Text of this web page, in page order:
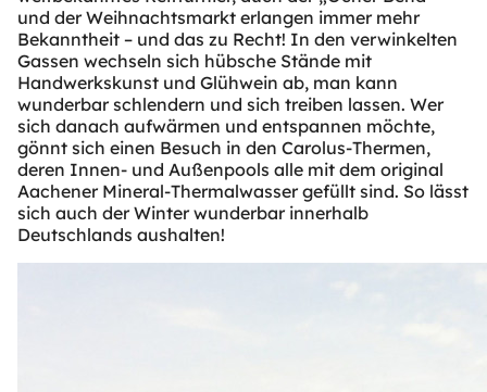
und der Weihnachtsmarkt erlangen immer mehr
Bekanntheit – und das zu Recht! In den verwinkelten
Gassen wechseln sich hübsche Stände mit
Handwerkskunst und Glühwein ab, man kann
wunderbar schlendern und sich treiben lassen. Wer
sich danach aufwärmen und entspannen möchte,
gönnt sich einen Besuch in den Carolus-Thermen,
deren Innen- und Außenpools alle mit dem original
Aachener Mineral-Thermalwasser gefüllt sind. So lässt
sich auch der Winter wunderbar innerhalb
Deutschlands aushalten!